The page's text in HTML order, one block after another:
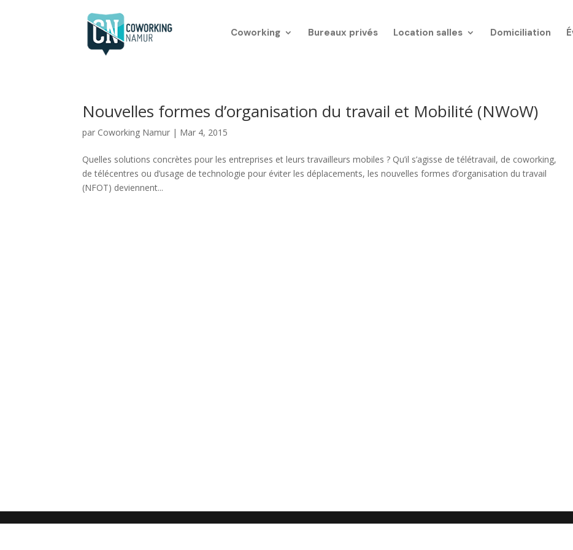
Coworking Bureaux privés Location salles Domiciliation
Nouvelles formes d’organisation du travail et Mobilité (NWoW)
par Coworking Namur | Mar 4, 2015
Quelles solutions concrètes pour les entreprises et leurs travailleurs mobiles ? Qu’il s’agisse de télétravail, de coworking,
de télécentres ou d’usage de technologie pour éviter les déplacements, les nouvelles formes d’organisation du travail
(NFOT) deviennent...